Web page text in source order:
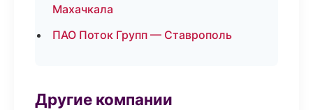
Махачкала
ПАО Поток Групп — Ставрополь
Другие компании